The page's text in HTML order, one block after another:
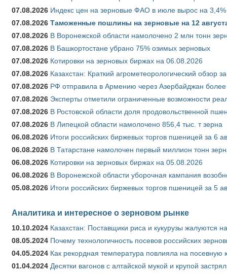
07.08.2026 Индекс цен на зерновые ФАО в июле вырос на 3,4%
07.08.2026 Таможенные пошлины на зерновые на 12
07.08.2026 В Воронежской области намолочено 2 млн тонн
07.08.2026 В Башкортостане убрано 75% озимых зерновых
07.08.2026 Котировки на зерновых биржах на 06.08.2026
07.08.2026 Казахстан: Краткий агрометеорологический обзор
07.08.2026 РФ отправила в Армению через Азербайджан более
07.08.2026 Эксперты отметили ограниченные возможности
07.08.2026 В Ростовской области доля продовольственной
07.08.2026 В Липецкой области намолочено 856,4 тыс. т зерна
06.08.2026 Итоги российских биржевых торгов пшеницей за 6
06.08.2026 В Татарстане намолочен первый миллион тонн
06.08.2026 Котировки на зерновых биржах на 05.08.2026
06.08.2026 В Воронежской области уборочная кампания
05.08.2026 Итоги российских биржевых торгов пшеницей за 5
Аналитика и интересное о зерновом рынке
10.10.2024 Казахстан: Поставщики риса и кукурузы жалуются
08.05.2024 Почему технологичность посевов российских
04.05.2024 Как рекордная температура повлияла на
01.04.2024 Десятки вагонов с алтайской мукой и крупой